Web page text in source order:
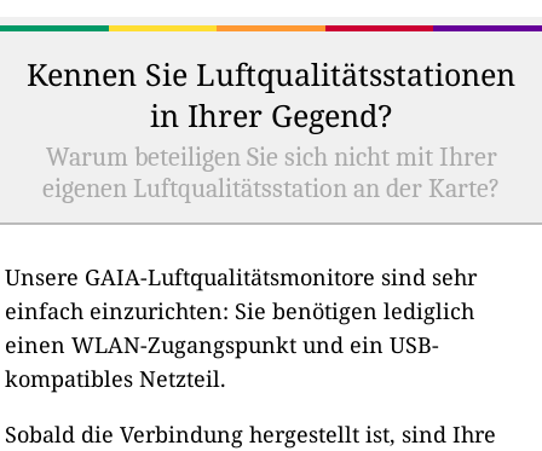
Kennen Sie Luftqualitätsstationen
in Ihrer Gegend?
Warum beteiligen Sie sich nicht mit Ihrer
eigenen Luftqualitätsstation an der Karte?
Unsere GAIA-Luftqualitätsmonitore sind sehr
einfach einzurichten: Sie benötigen lediglich
einen WLAN-Zugangspunkt und ein USB-
kompatibles Netzteil.
Sobald die Verbindung hergestellt ist, sind Ihre